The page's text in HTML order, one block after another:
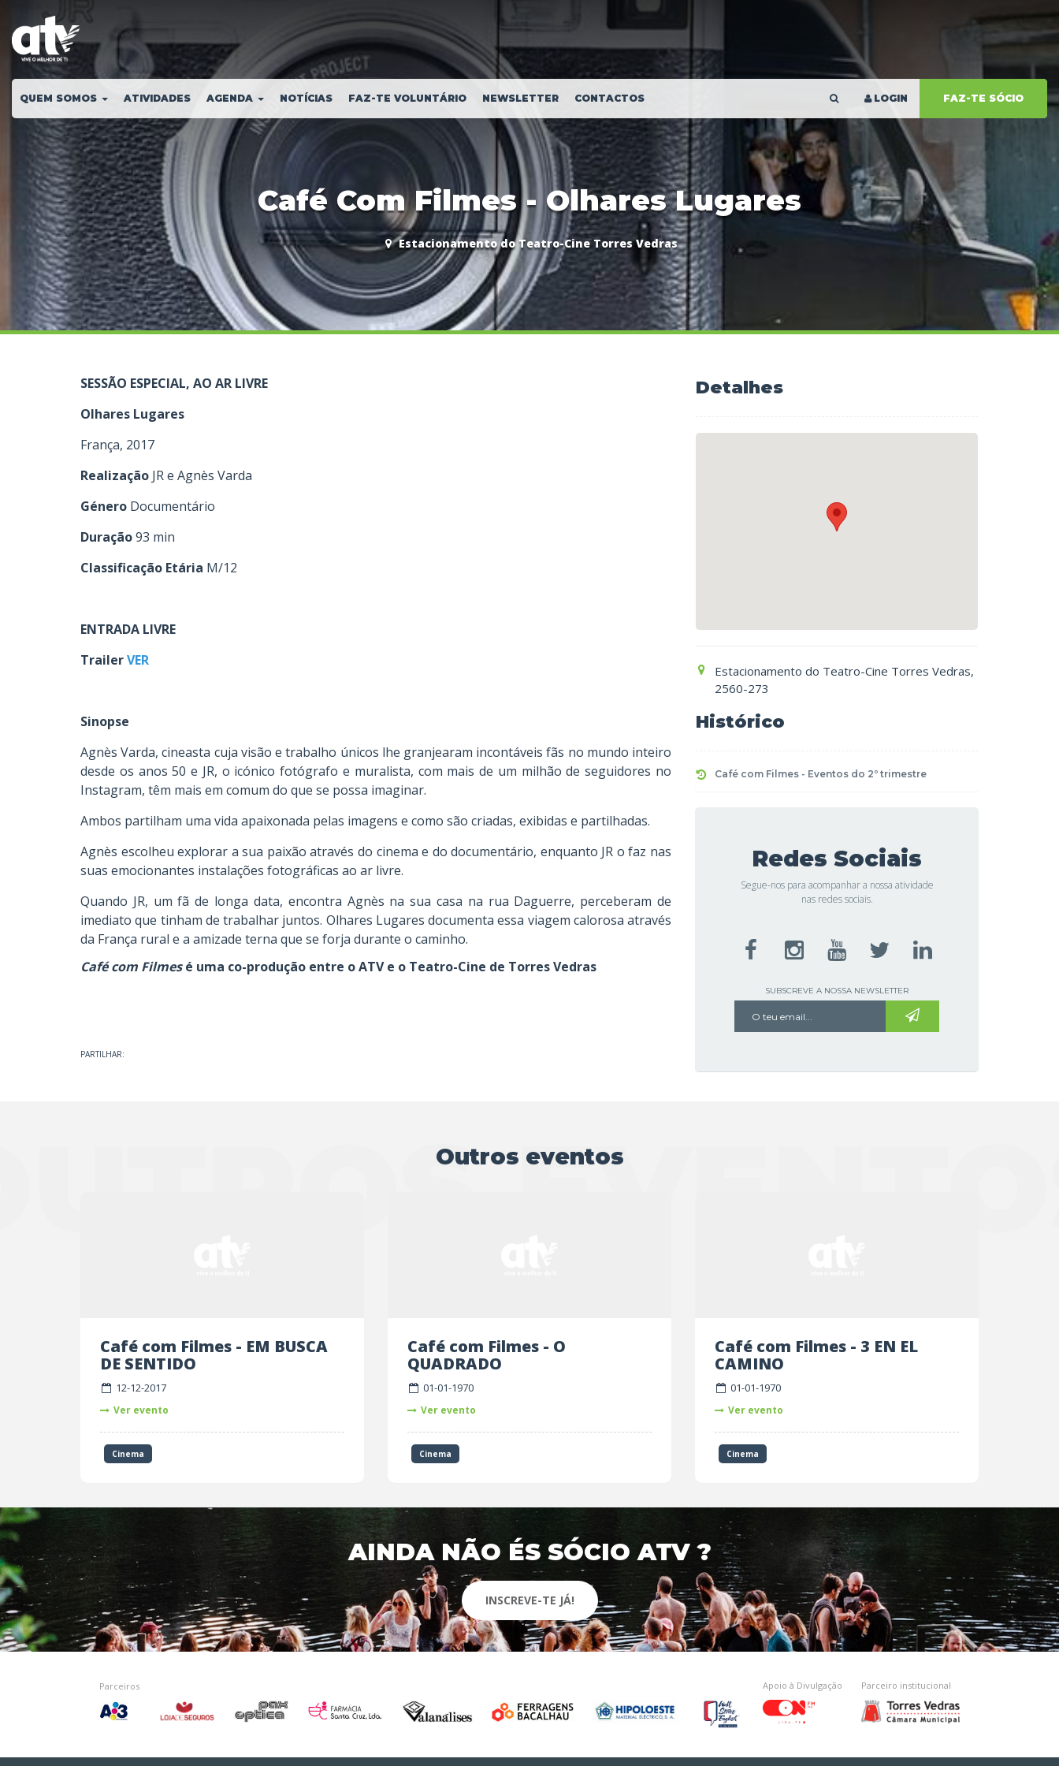
QUEM SOMOS ATIVIDADES AGENDA NOTÍCIAS FAZ-TE VOLUNTÁRIO NEWSLETTER CONTACTOS LOGIN FAZ-TE SÓCIO
Café Com Filmes - Olhares Lugares
Estacionamento do Teatro-Cine Torres Vedras
SESSÃO ESPECIAL, AO AR LIVRE
Olhares Lugares
França, 2017
Realização JR e Agnès Varda
Género Documentário
Duração93 min
Classificação Etária M/12
ENTRADA LIVRE
TrailerVER
Sinopse
Agnès Varda, cineasta cuja visão e trabalho únicos lhe granjearam incontáveis fãs no mundo inteiro
desde os anos 50 e JR, o icónico fotógrafo e muralista, com mais de um milhão de seguidores no
Instagram, têm mais em comum do que se possa imaginar.
Ambos partilham uma vida apaixonada pelas imagens e como são criadas, exibidas e partilhadas.
Agnès escolheu explorar a sua paixão através do cinema e do documentário, enquanto JR o faz nas
suas emocionantes instalações fotográficas ao ar livre.
Quando JR, um fã de longa data, encontra Agnès na sua casa na rua Daguerre, perceberam de
imediato que tinham de trabalhar juntos. Olhares Lugares documenta essa viagem calorosa através
da França rural e a amizade terna que se forja durante o caminho.
Café com Filmesé uma co-produção entre o ATV e o Teatro-Cine de Torres Vedras
PARTILHAR:
Detalhes
Estacionamento do Teatro-Cine Torres Vedras
2560-273
Histórico
Café com Filmes - Eventos do 2º trimestre
Redes Sociais
Segue-nos para acompanhar a nossa atividade
nas redes sociais.
SUBSCREVE A NOSSA NEWSLETTER
Outros eventos
Café com Filmes - EM BUSCA
DE SENTIDO
12-12-2017
Ver evento
Cinema
Café com Filmes - O
QUADRADO
01-01-1970
Ver evento
Cinema
Café com Filmes - 3 EN EL
CAMINO
01-01-1970
Ver evento
Cinema
AINDA NÃO ÉS SÓCIO ATV ?
INSCREVE-TE JÁ!
Parceiros Apoio à Divulgação Parceiro institucional